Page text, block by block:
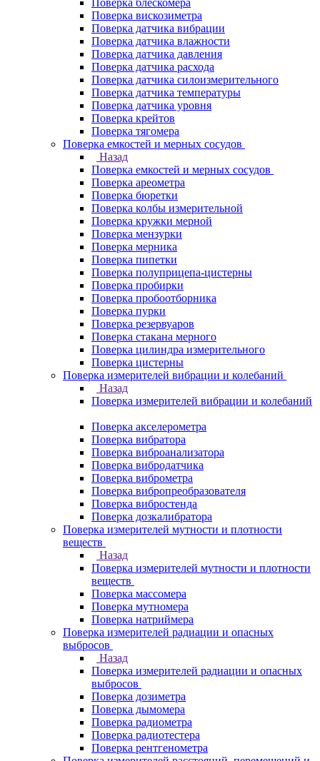
Поверка блескомера
Поверка вискозиметра
Поверка датчика вибрации
Поверка датчика влажности
Поверка датчика давления
Поверка датчика расхода
Поверка датчика силоизмерительного
Поверка датчика температуры
Поверка датчика уровня
Поверка крейтов
Поверка тягомера
Поверка емкостей и мерных сосудов
Назад
Поверка емкостей и мерных сосудов
Поверка ареометра
Поверка бюретки
Поверка колбы измерительной
Поверка кружки мерной
Поверка мензурки
Поверка мерника
Поверка пипетки
Поверка полуприцепа-цистерны
Поверка пробирки
Поверка пробоотборника
Поверка пурки
Поверка резервуаров
Поверка стакана мерного
Поверка цилиндра измерительного
Поверка цистерны
Поверка измерителей вибрации и колебаний
Назад
Поверка измерителей вибрации и колебаний
Поверка акселерометра
Поверка вибратора
Поверка виброанализатора
Поверка вибродатчика
Поверка виброметра
Поверка вибропреобразователя
Поверка вибростенда
Поверка дозкалибратора
Поверка измерителей мутности и плотности
веществ
Назад
Поверка измерителей мутности и плотности
веществ
Поверка массомера
Поверка мутномера
Поверка натриймера
Поверка измерителей радиации и опасных
выбросов
Назад
Поверка измерителей радиации и опасных
выбросов
Поверка дозиметра
Поверка дымомера
Поверка радиометра
Поверка радиотестера
Поверка рентгенометра